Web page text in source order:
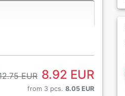
EUR 8.92 EUR
from 3 pcs. 8.05 EUR